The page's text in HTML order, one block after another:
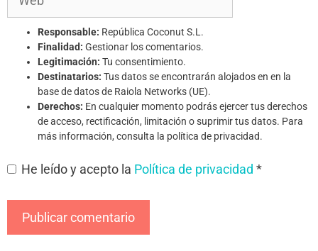
Responsable: República Coconut S.L.
Finalidad:Gestionar los comentarios.
Legitimación: Tu consentimiento.
Destinatarios: Tus datos se encontrarán alojados en en la
base de datos de Raiola Networks (UE).
Derechos: En cualquier momento podrás ejercer tus derechos
de acceso, rectificación, limitación o suprimir tus datos. Para
más información, consulta la política de privacidad.
He leído y acepto la Política de privacidad *